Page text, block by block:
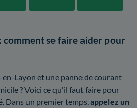
comment se faire aider pour
Layon et une panne de courant
? Voici ce qu'il faut faire pour
Dans un premier temps, appelez un